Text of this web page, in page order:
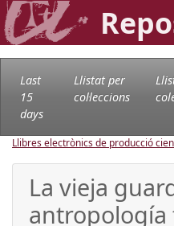
Last
15
days
Llistat per
col·leccions
Llibres electrònics de producció
La vieja
antropología